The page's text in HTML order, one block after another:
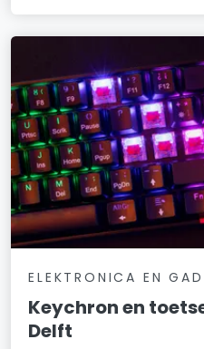
ELEKTRONICA EN
Keychron en
Delft